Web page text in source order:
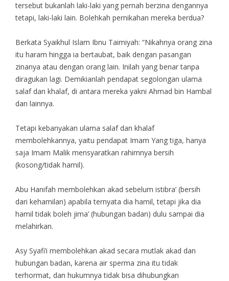
tersebut bukanlah laki-laki yang pernah berzina dengannya
tetapi, laki-laki lain. Bolehkah pernikahan mereka berdua?
Berkata Syaikhul Islam Ibnu Taimiyah: “Nikahnya orang zina
itu haram hingga ia bertaubat, baik dengan pasangan
zinanya atau dengan orang lain. Inilah yang benar tanpa
diragukan lagi. Demikianlah pendapat segolongan ulama
salaf dan khalaf, di antara mereka yakni Ahmad bin Hambal
dan lainnya.
Tetapi kebanyakan ulama salaf dan khalaf
membolehkannya, yaitu pendapat Imam Yang tiga, hanya
saja Imam Malik mensyaratkan rahimnya bersih
(kosong/tidak hamil).
Abu Hanifah membolehkan akad sebelum istibra’ (bersih
dari kehamilan) apabila ternyata dia hamil, tetapi jika dia
hamil tidak boleh jima’ (hubungan badan) dulu sampai dia
melahirkan.
Asy Syafi’i membolehkan akad secara mutlak akad dan
hubungan badan, karena air sperma zina itu tidak
terhormat, dan hukumnya tidak bisa dihubungkan